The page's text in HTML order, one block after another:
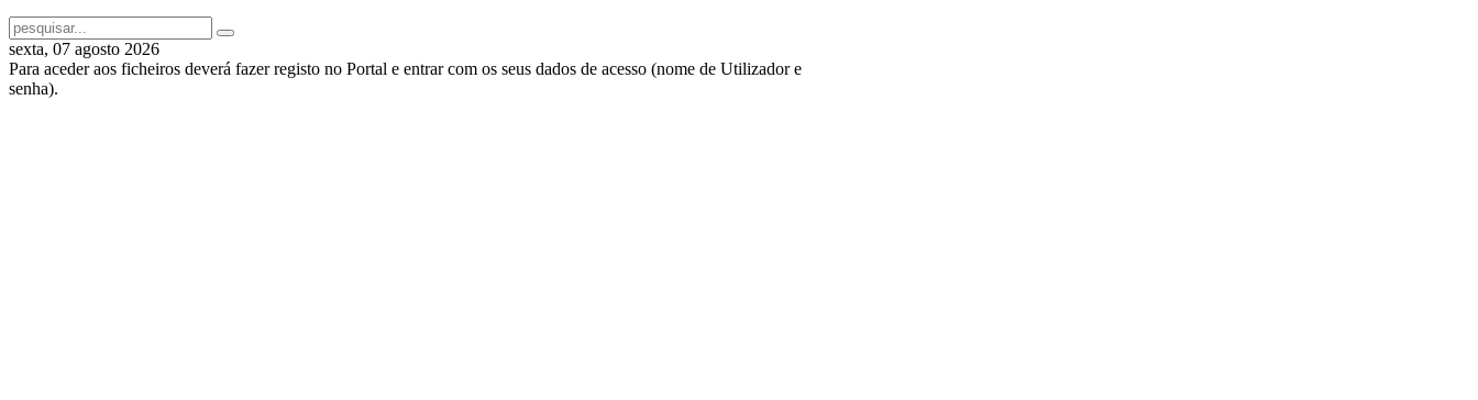
sexta, 07 agosto 2026
Para aceder aos ficheiros deverá fazer registo no Portal e entrar com os seus dados de acesso (nome de Utilizador e
senha).